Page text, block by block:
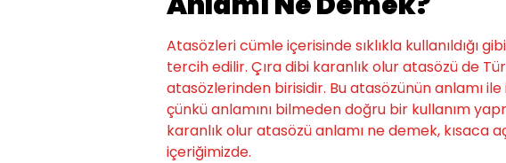
Atasözleri cümle içerisinde sıklıkla kullanıldığı
tercih edilir. Çıra dibi karanlık olur atasözü de
atasözlerinden birisidir. Bu atasözünün anlamı
çünkü anlamını bilmeden doğru bir kullanım
karanlık olur atasözü anlamı ne demek, kısaca
içeriğimizde.